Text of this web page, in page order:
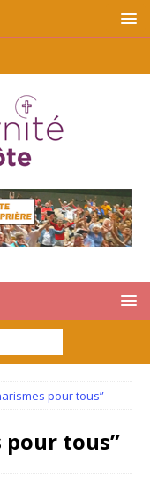
pour tous”
pour tous”